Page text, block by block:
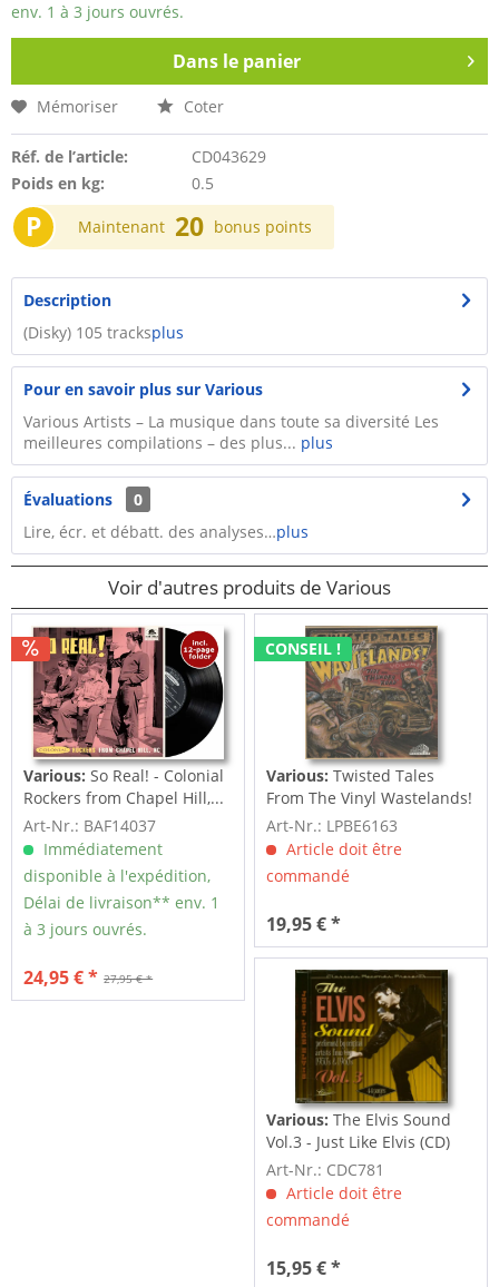
env. 1 à 3 jours ouvrés.
Dans le panier
Mémoriser Coter
Réf. de l’article:
CD043629
Poids en kg:
0.5
P Maintenant 20 bonus points
Description
(Disky) 105 tracksplus
Pour en savoir plus sur Various
Various Artists – La musique dans toute sa diversité Les
meilleures compilations – des plus... plus
Évaluations
0
Lire, écr. et débatt. des analyses…plus
Voir d'autres produits de Various
Various:So Real! - Colonial
Rockers from Chapel Hill,...
Art-Nr.: BAF14037
Immédiatement
disponible à l'expédition,
Délai de livraison** env. 1
à 3 jours ouvrés.
27,95 € *
24,95 € *
CONSEIL !
Various:Twisted Tales
From The Vinyl Wastelands!
Vol.5...
Art-Nr.: LPBE6163
Article doit être
commandé
19,95 € *
Various:The Elvis Sound
Vol.3 - Just Like Elvis (CD)
Art-Nr.: CDC781
Article doit être
commandé
15,95 € *